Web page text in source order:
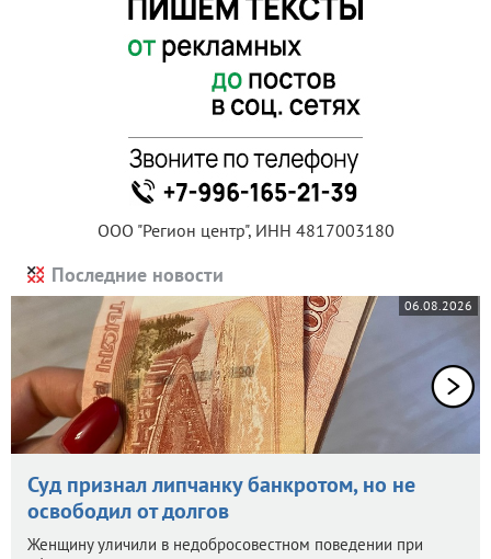
ООО "Регион центр", ИНН 4817003180
Последние новости
06.08.2026
Суд признал липчанку банкротом, но не
освободил от долгов
Женщину уличили в недобросовестном поведении при